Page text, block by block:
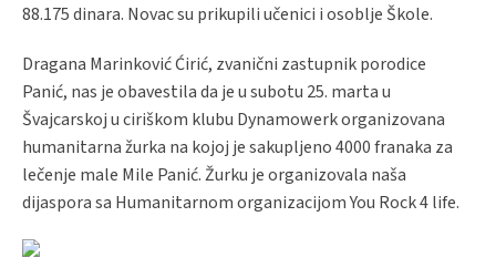
88.175 dinara. Novac su prikupili učenici i osoblje Škole.
Dragana Marinković Ćirić, zvanični zastupnik porodice
Panić, nas je obavestila da je u subotu 25. marta u
Švajcarskoj u ciriškom klubu Dynamowerk organizovana
humanitarna žurka na kojoj je sakupljeno 4000 franaka za
lečenje male Mile Panić. Žurku je organizovala naša
dijaspora sa Humanitarnom organizacijom You Rock 4 life.